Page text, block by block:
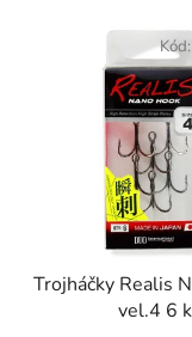
Trojháčky Realis
vel.4 6
Kód: